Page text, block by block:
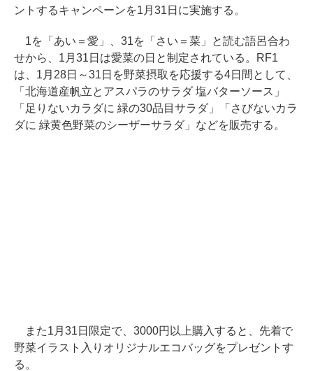
ントするキャンペーンを1月31日に実施する。
1を「あい＝愛」、31を「さい＝菜」と読む語呂合わ
せから、1月31日は愛菜の日と制定されている。RF1
は、1月28日～31日を野菜摂取を応援する4日間として、
「北海道産帆立とアスパラのサラダ 塩バターソース」
「足りないカラダに 緑の30品目サラダ」「さびないカラ
ダに 緑黄色野菜のシーザーサラダ」などを販売する。
また1月31日限定で、3000円以上購入すると、先着で
野菜イラスト入りオリジナルエコバッグをプレゼントす
る。